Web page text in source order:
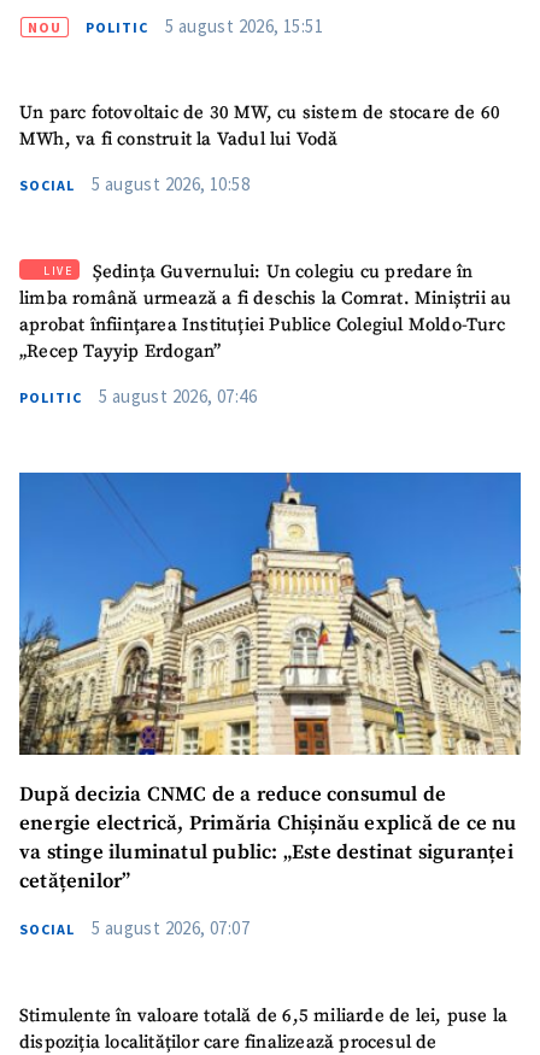
NOU POLITIC 5 august 2026, 15:51
Un parc fotovoltaic de 30 MW, cu sistem de stocare de 60
MWh, va fi construit la Vadul lui Vodă
SOCIAL 5 august 2026, 10:58
LIVE
Ședința Guvernului: Un colegiu cu predare în
limba română urmează a fi deschis la Comrat. Miniștrii au
aprobat înființarea Instituției Publice Colegiul Moldo-Turc
„Recep Tayyip Erdogan”
POLITIC 5 august 2026, 07:46
După decizia CNMC de a reduce consumul de
energie electrică, Primăria Chișinău explică de ce nu
va stinge iluminatul public: „Este destinat siguranței
cetățenilor”
SOCIAL 5 august 2026, 07:07
Stimulente în valoare totală de 6,5 miliarde de lei, puse la
dispoziția localităților care finalizează procesul de